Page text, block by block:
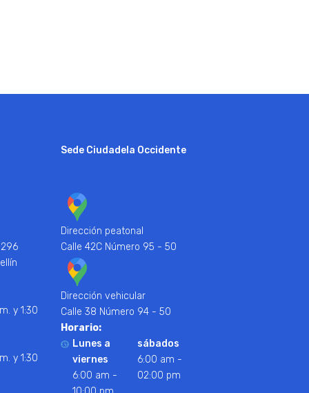
y 1:30
y 1:30
Sede Ciudadela Occidente
Dirección peatonal
Calle 42C Número 95 - 50
Dirección vehicular
Calle 38 Número 94 - 50
Horario:
Lunes a
viernes
6:00 am -
sábados
6:00 am -
02:00 pm